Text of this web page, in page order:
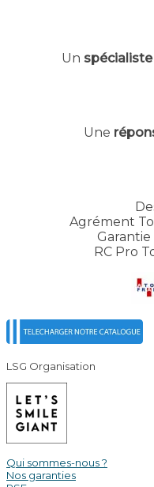
Un
Une
Agrément
Garantie
RC Pro
LSG Organisation
Qui sommes-nous ?
Nos garanties